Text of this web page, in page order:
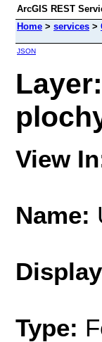
ArcGIS REST
Home > services >
JSON
View
Name:
Type: